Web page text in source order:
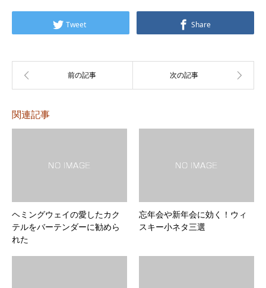
Tweet Share
関連記事
ヘミングウェイの愛したカク
テルをバーテンダーに勧めら
れた
忘年会や新年会に効く！ウィ
スキー小ネタ三選